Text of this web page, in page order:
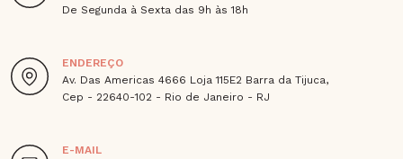
De Segunda à Sexta das 9h às 18h
ENDEREÇO
Av. Das Americas 4666 Loja 115E2 Barra da Tijuca,
Cep - 22640-102 - Rio de Janeiro - RJ
E-MAIL